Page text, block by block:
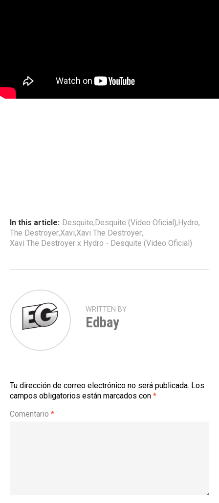
In this article: Desquite,Desquite (Video Oficial),Hydro,
The Destroyer,Xavi,Xavi The Destroyer,
Xavi The Destroyer x Hydro - Desquite (Video Oficial)
WRITTEN BY
Edbay
Tu dirección de correo electrónico no será publicada. Los
campos obligatorios están marcados con *
Comentario *